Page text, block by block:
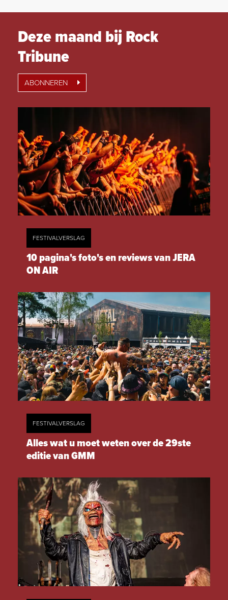
Deze maand bij Rock
Tribune
ABONNEREN
FESTIVALVERSLAG
10 pagina's foto's en reviews van JERA
ON AIR
FESTIVALVERSLAG
Alles wat u moet weten over de 29ste
editie van GMM